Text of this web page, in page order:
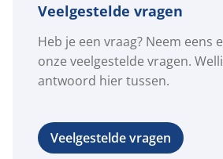
Veelgestelde vragen
Heb je een vraag? Neem eens
onze veelgestelde vragen.
antwoord hier tussen.
Veelgestelde vragen